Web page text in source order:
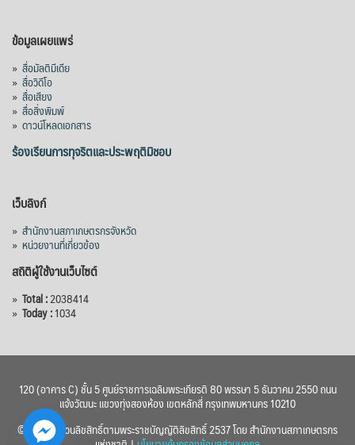
ข้อมูลเผยแพร่
» สื่อมัลติมีเดีย
» สื่อวิดีโอ
» สื่อเสียง
» สื่อสิ่งพิมพ์
» ดาวน์โหลดเอกสาร
ร้องเรียนการทุจริตและประพฤติมิชอบ
เว็บลิงก์
» สำนักงานสภาเกษตรกรจังหวัด
» หน่วยงานที่เกี่ยวข้อง
สถิติผู้ใช้งานเว็บไซต์
» Total :2038414
» Today :1034
120 (อาคาร C) ชั้น 5 ศูนย์ราชการเฉลิมพระเกียรติ 80 พรรษา 5 ธันวาคม 2550 ถนน
แจ้งวัฒนะ แขวงทุ่งสองห้อง เขตหลักสี่ กรุงเทพมหานคร 10210
© 2560 สงวนลิขสิทธิ์ตามพระราชบัญญัติลิขสิทธิ์ 2537 โดย สำนักงานสภาเกษตรกร